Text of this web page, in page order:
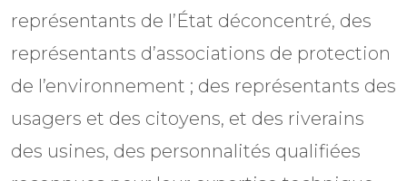
représentants de l’État déconcentré, des
représentants d’associations de protection
de l’environnement ; des représentants des
usagers et des citoyens, et des riverains
des usines, des personnalités qualifiées